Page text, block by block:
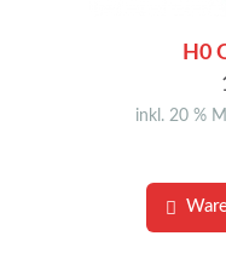
H0
inkl. 20 %